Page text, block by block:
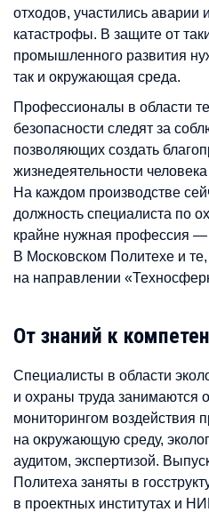
отходов, участились аварии
катастрофы. В защите от
промышленного развития
так и окружающая среда.
Профессионалы в области
безопасности следят за
позволяющих создать
жизнедеятельности
На каждом производстве
должность специалиста по
крайне нужная профессия —
В Московском Политехе и те,
на направлении
От знаний к
Специалисты в области
и охраны труда занимаются
мониторингом воздействия
на окружающую среду,
аудитом, экспертизой.
Политеха заняты в
в проектных институтах и